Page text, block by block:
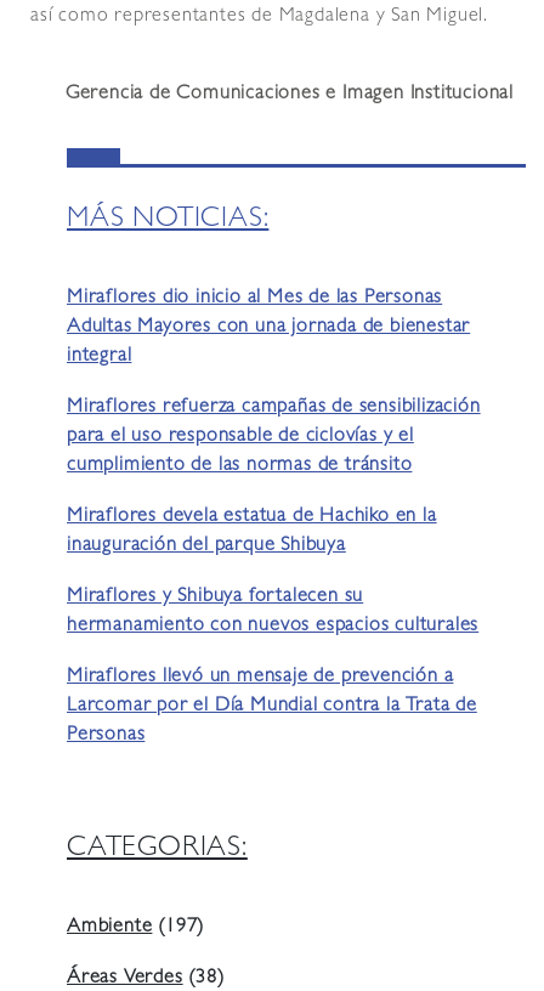
así como representantes de Magdalena y San Miguel.
Gerencia de Comunicaciones e Imagen Institucional
MÁS NOTICIAS:
Miraflores dio inicio al Mes de las Personas
Adultas Mayores con una jornada de bienestar
integral
Miraflores refuerza campañas de sensibilización
para el uso responsable de ciclovías y el
cumplimiento de las normas de tránsito
Miraflores devela estatua de Hachiko en la
inauguración del parque Shibuya
Miraflores y Shibuya fortalecen su
hermanamiento con nuevos espacios culturales
Miraflores llevó un mensaje de prevención a
Larcomar por el Día Mundial contra la Trata de
Personas
CATEGORIAS:
Ambiente(197)
Áreas Verdes(38)